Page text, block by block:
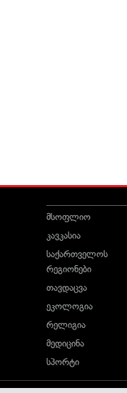
მსოფლიო
კავკასია
საქართველოს
რეგიონები
თავდაცვა
ეკოლოგია
რელიგია
მედიცინა
სპორტი